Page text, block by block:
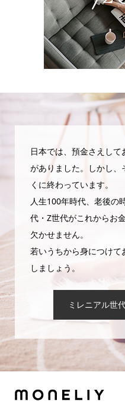
日本では、預金さえし
がありました。しかし、
くに終わっています。
人生100年時代、老後の
代・Z世代がこれからお
欠かせません。
若いうちから身につけて
しましょう。
ミレニアル世